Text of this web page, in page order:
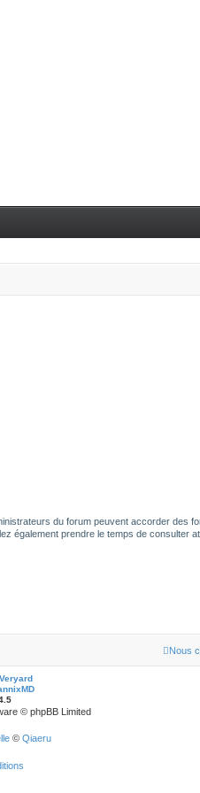
du forum peuvent accorder des
également prendre le temps de consulter
Nous
© phpBB Limited
© Qiaeru